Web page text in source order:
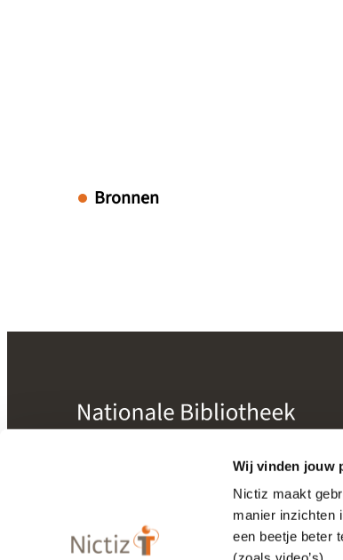
Wij vinden jouw
Nictiz maakt
manier inzichten
een beetje beter
Bronnen
Bibliotheek
Releasekalender